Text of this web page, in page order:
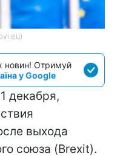
новин! Отримуй
у Google
декабря,
выхода
союза (Brexit).